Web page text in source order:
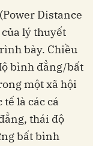
Distance
lý thuyết
bày. Chiều
bình đẳng/bất
một xã hội
là các cá
thái độ
bất bình